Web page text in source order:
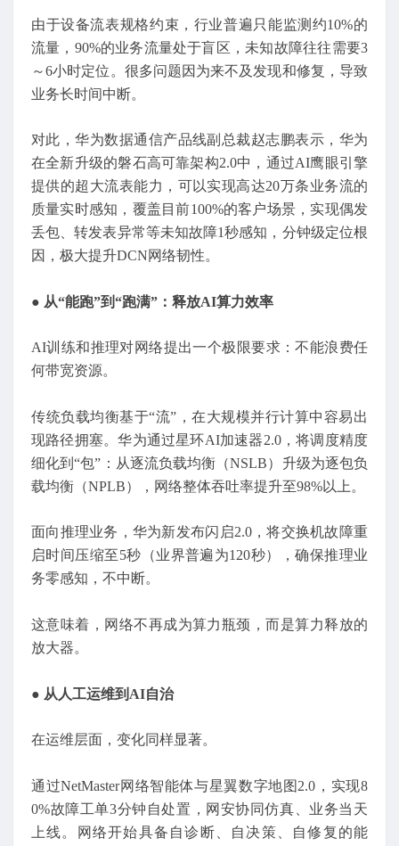
由于设备流表规格约束，行业普遍只能监测约10%的
流量，90%的业务流量处于盲区，未知故障往往需要3
～6小时定位。很多问题因为来不及发现和修复，导致
业务长时间中断。
对此，华为数据通信产品线副总裁赵志鹏表示，华为
在全新升级的磐石高可靠架构2.0中，通过AI鹰眼引擎
提供的超大流表能力，可以实现高达20万条业务流的
质量实时感知，覆盖目前100%的客户场景，实现偶发
丢包、转发表异常等未知故障1秒感知，分钟级定位根
因，极大提升DCN网络韧性。
● 从“能跑”到“跑满”：释放AI算力效率
AI训练和推理对网络提出一个极限要求：不能浪费任
何带宽资源。
传统负载均衡基于“流”，在大规模并行计算中容易出
现路径拥塞。华为通过星环AI加速器2.0，将调度精度
细化到“包”：从逐流负载均衡（NSLB）升级为逐包负
载均衡（NPLB），网络整体吞吐率提升至98%以上。
面向推理业务，华为新发布闪启2.0，将交换机故障重
启时间压缩至5秒（业界普遍为120秒），确保推理业
务零感知，不中断。
这意味着，网络不再成为算力瓶颈，而是算力释放的
放大器。
● 从 人工运维到AI自治
在运维层面，变化同样显著。
通过NetMaster网络智能体与星翼数字地图2.0，实现8
0%故障工单3分钟自处置，网安协同仿真、业务当天
上线。网络开始具备自诊断、自决策、自修复的能